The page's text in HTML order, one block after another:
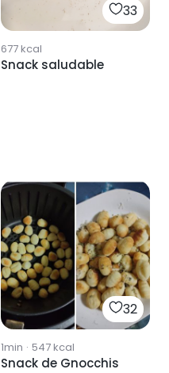
33
677kcal
Snack saludable
32
1min · 547kcal
Snack de Gnocchis